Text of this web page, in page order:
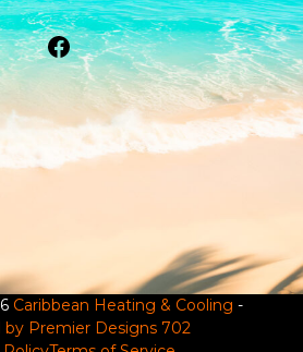
Facebook
Caribbean Heating & Cooling -
by Premier Designs 702